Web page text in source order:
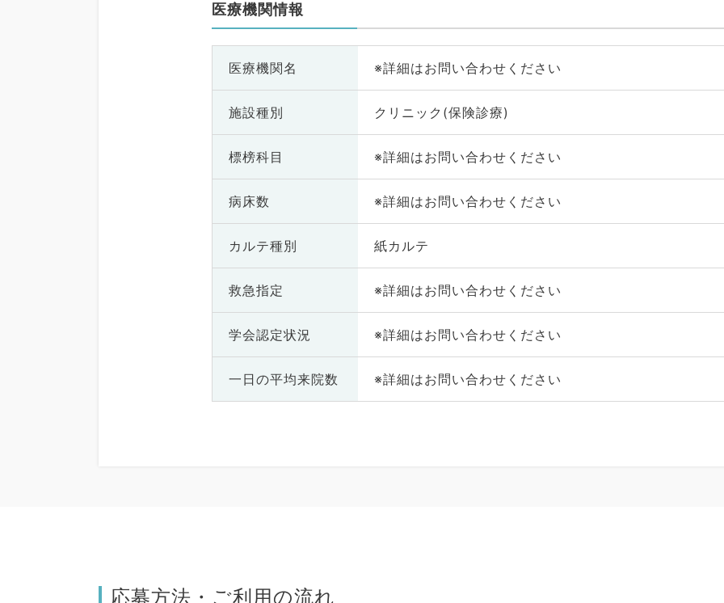
医療機関情報
医療機関名 ※詳細はお問い合わせください
施設種別 クリニック(保険診療)
標榜科目 ※詳細はお問い合わせください
病床数 ※詳細はお問い合わせください
カルテ種別 紙カルテ
救急指定 ※詳細はお問い合わせください
学会認定状況 ※詳細はお問い合わせください
一日の平均来院数 ※詳細はお問い合わせください
応募方法・ご利用の流れ